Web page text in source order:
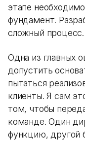
этапе
фундамент.
сложный процесс.
Одна из главных
допустить
пытаться
клиенты. Я сам
том, чтобы
команде. Один
функцию,